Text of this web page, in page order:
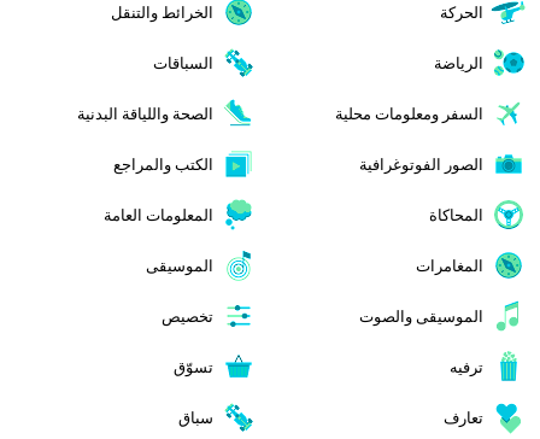
الحركة الخرائط والتنقل
الرياضة السباقات
السفر ومعلومات محلية الصحة واللياقة البدنية
الصور الفوتوغرافية الكتب والمراجع
المحاكاة المعلومات العامة
المغامرات الموسيقى
الموسيقى والصوت تخصيص
ترفيه تسوّق
تعارف سباق